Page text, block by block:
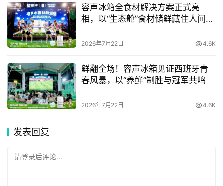
容声冰箱全食材解决方案正式亮
相，以“生态舱”食材储鲜藏住人间烟
2026年7月22日 4.6K
鲜翻全场！容声冰箱见证西班牙青
春风暴，以“养鲜”制胜与冠军共鸣
2026年7月22日 4.6K
发表回复
请登录后评论...